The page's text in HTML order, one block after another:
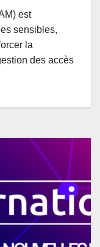
est
sensibles,
la
des accès